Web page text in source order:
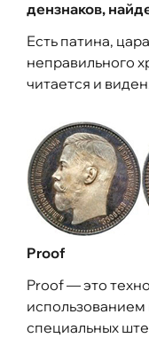
дензнаков,
Есть патина,
неправильного
читается и
Proof
Proof — это
использованием
специальных